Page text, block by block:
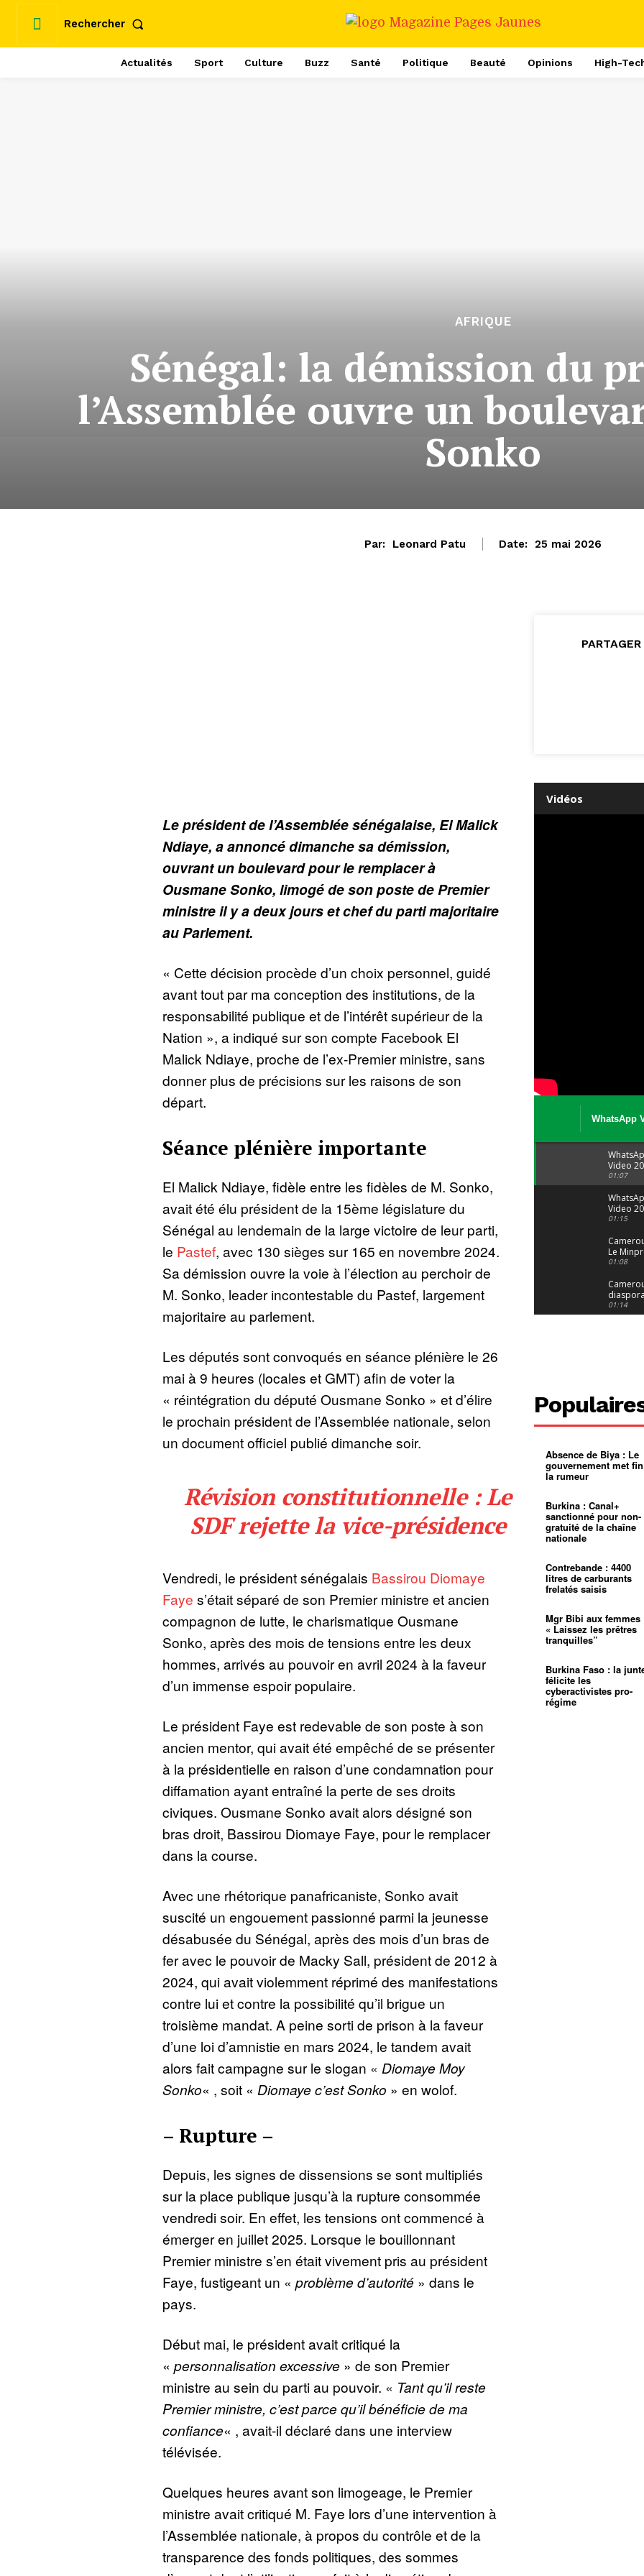
Rechercher
Actualités Sport Culture Buzz Santé Politique Beauté Opinions High-
AFRIQUE
Sénégal: la démission du
l’Assemblée ouvre un
Sonko
Par: Leonard Patu Date: 25 mai 2026
Le président de l’Assemblée sénégalaise, El Malick
Ndiaye, a annoncé dimanche sa démission,
ouvrant un boulevard pour le remplacer à
Ousmane Sonko, limogé de son poste de Premier
ministre il y a deux jours et chef du parti majoritaire
au Parlement.
« Cette décision procède d’un choix personnel, guidé
avant tout par ma conception des institutions, de la
responsabilité publique et de l’intérêt supérieur de la
Nation », a indiqué sur son compte Facebook El
Malick Ndiaye, proche de l’ex-Premier ministre, sans
donner plus de précisions sur les raisons de son
départ.
Séance plénière importante
El Malick Ndiaye, fidèle entre les fidèles de M. Sonko,
avait été élu président de la 15ème législature du
Sénégal au lendemain de la large victoire de leur parti,
le Pastef, avec 130 sièges sur 165 en novembre 2024.
Sa démission ouvre la voie à l’élection au perchoir de
M. Sonko, leader incontestable du Pastef, largement
majoritaire au parlement.
Les députés sont convoqués en séance plénière le 26
mai à 9 heures (locales et GMT) afin de voter la
« réintégration du député Ousmane Sonko » et d’élire
le prochain président de l’Assemblée nationale, selon
un document officiel publié dimanche soir.
Révision constitutionnelle : Le
SDF rejette la vice-présidence
Vendredi, le président sénégalais Bassirou Diomaye
Faye s’était séparé de son Premier ministre et ancien
compagnon de lutte, le charismatique Ousmane
Sonko, après des mois de tensions entre les deux
hommes, arrivés au pouvoir en avril 2024 à la faveur
d’un immense espoir populaire.
Le président Faye est redevable de son poste à son
ancien mentor, qui avait été empêché de se présenter
à la présidentielle en raison d’une condamnation pour
diffamation ayant entraîné la perte de ses droits
civiques. Ousmane Sonko avait alors désigné son
bras droit, Bassirou Diomaye Faye, pour le remplacer
dans la course.
Avec une rhétorique panafricaniste, Sonko avait
suscité un engouement passionné parmi la jeunesse
désabusée du Sénégal, après des mois d’un bras de
fer avec le pouvoir de Macky Sall, président de 2012 à
2024, qui avait violemment réprimé des manifestations
contre lui et contre la possibilité qu’il brigue un
troisième mandat. A peine sorti de prison à la faveur
d’une loi d’amnistie en mars 2024, le tandem avait
alors fait campagne sur le slogan « Diomaye Moy
Sonko« , soit « Diomaye c’est Sonko » en wolof.
– Rupture –
Depuis, les signes de dissensions se sont multipliés
sur la place publique jusqu’à la rupture consommée
vendredi soir. En effet, les tensions ont commencé à
émerger en juillet 2025. Lorsque le bouillonnant
Premier ministre s’en était vivement pris au président
Faye, fustigeant un « problème d’autorité» dans le
pays.
Début mai, le président avait critiqué la
« personnalisation excessive» de son Premier
ministre au sein du parti au pouvoir. « Tant qu’il reste
Premier ministre, c’est parce qu’il bénéficie de ma
confiance« , avait-il déclaré dans une interview
télévisée.
Quelques heures avant son limogeage, le Premier
ministre avait critiqué M. Faye lors d’une intervention à
l’Assemblée nationale, à propos du contrôle et de la
transparence des fonds politiques, des sommes
PARTAGER
Vidéos
WhatsApp
Video
04 at 15
01:07
Video
29 at 12
01:15
Le
alerte
jeunes
01:08
diaspora
suivra-t-
l’appel
01:14
400 000
pasteur
L’État
d’or
Croyance
spirituel
mentale
Pénurie
à
mettra-t-
01:12
Mouelle :
dernier
voyage
01:22
Absence de Biya : Le
gouvernement met
la rumeur
Burkina : Canal+
sanctionné pour non-
gratuité de la chaîne
nationale
Contrebande : 4400
litres de carburants
frelatés saisis
Mgr Bibi aux femmes
« Laissez les prêtres
tranquilles”
Burkina Faso : la
félicite les
cyberactivistes pro-
régime